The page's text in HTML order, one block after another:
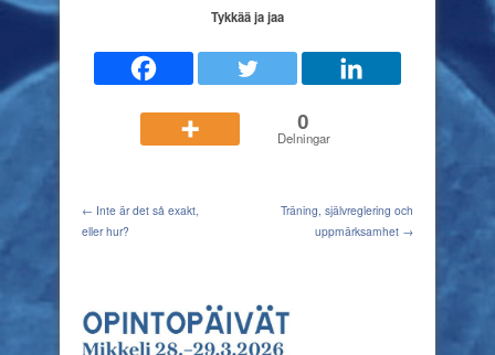
Tykkää ja jaa
0
Delningar
← Inte är det så exakt,
eller hur?
Träning, självreglering och
uppmärksamhet →